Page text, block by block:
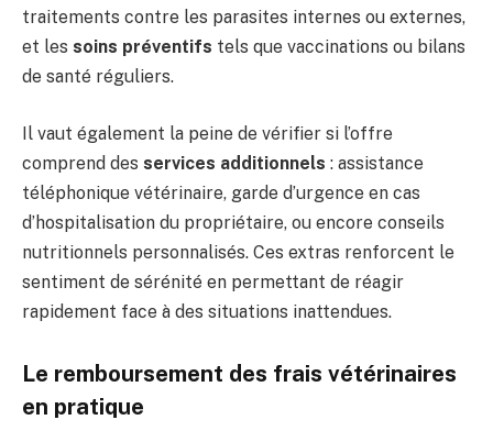
traitements contre les parasites internes ou externes,
et les soins préventifs tels que vaccinations ou bilans
de santé réguliers.
Il vaut également la peine de vérifier si l’offre
comprend des services additionnels : assistance
téléphonique vétérinaire, garde d’urgence en cas
d’hospitalisation du propriétaire, ou encore conseils
nutritionnels personnalisés. Ces extras renforcent le
sentiment de sérénité en permettant de réagir
rapidement face à des situations inattendues.
Le remboursement des frais vétérinaires
en pratique